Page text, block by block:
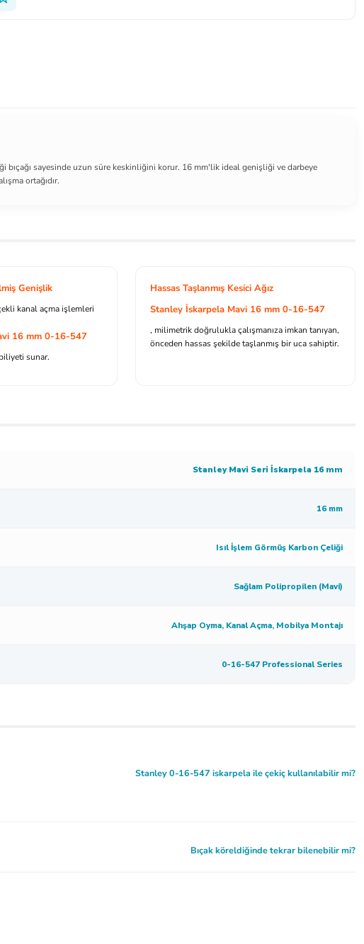
bıçağı sayesinde uzun süre keskinliğini korur. 16 mm'lik ideal genişliği ve darbeye
ortağıdır.
Genişlik
kanal açma işlemleri
16 mm 0-16-547
sunar.
Hassas Taşlanmış Kesici Ağız
Stanley İskarpela Mavi 16 mm 0-16-547
, milimetrik doğrulukla çalışmanıza imkan tanıyan,
önceden hassas şekilde taşlanmış bir uca sahiptir.
Stanley Mavi Seri İskarpela 16 mm
16 mm
Isıl İşlem Görmüş Karbon Çeliği
Sağlam Polipropilen (Mavi)
Ahşap Oyma, Kanal Açma, Mobilya Montajı
0-16-547 Professional Series
Stanley 0-16-547 iskarpela ile çekiç kullanılabilir mi?
Bıçak köreldiğinde tekrar bilenebilir mi?